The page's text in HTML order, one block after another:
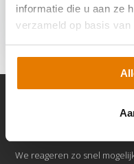
informatie die u aan ze
verzameld op basis
Solis Data Logging
Stick WIFI S5
Klantenservice
We reageren zo snel